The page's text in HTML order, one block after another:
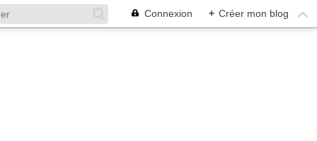
Connexion + Créer mon blog